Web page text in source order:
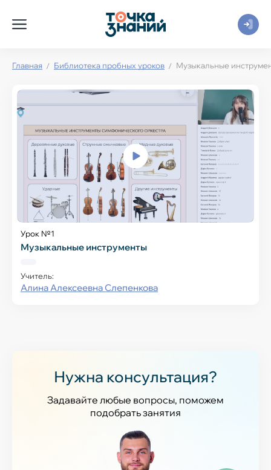
Главная Библиотека пробных уроков Музыкальные
Урок №1
Музыкальные инструменты
Учитель:
Алина Алексеевна Слепенкова
Нужна консультация?
Задавайте любые вопросы, поможем
подобрать занятия